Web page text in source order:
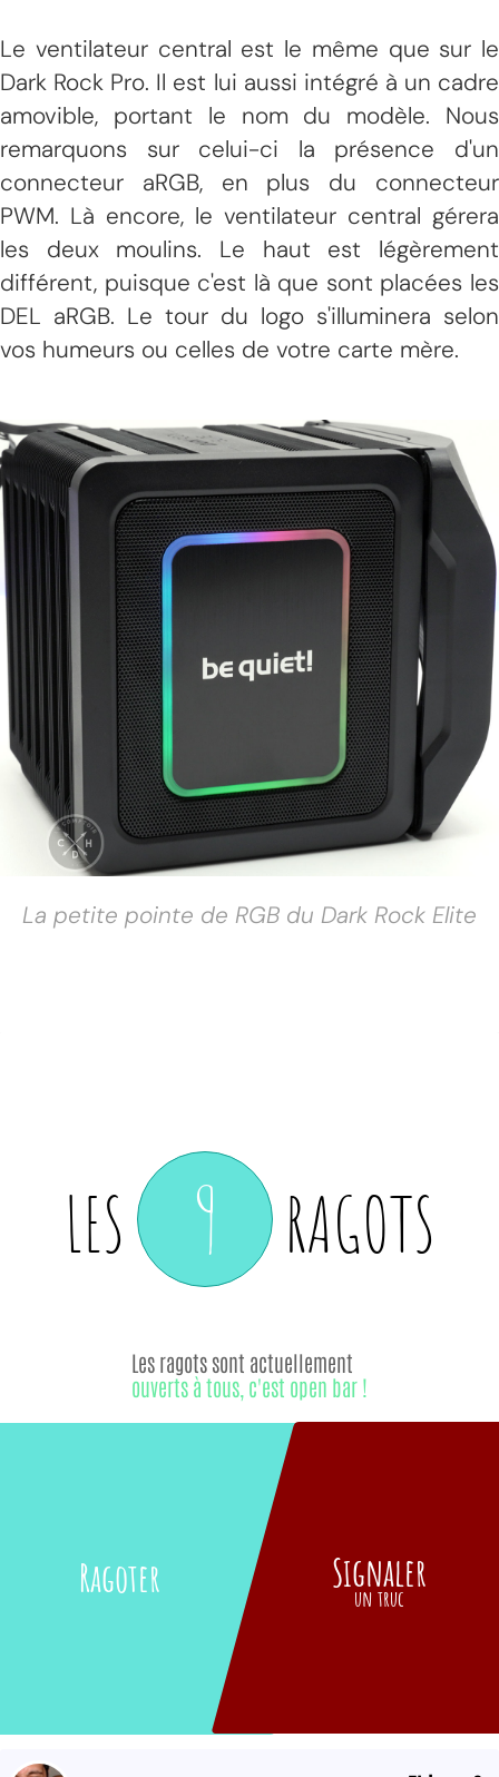
Le ventilateur central est le même que sur le
Dark Rock Pro. Il est lui aussi intégré à un cadre
amovible, portant le nom du modèle. Nous
remarquons sur celui-ci la présence d'un
connecteur aRGB, en plus du connecteur
PWM. Là encore, le ventilateur central gérera
les deux moulins. Le haut est légèrement
différent, puisque c'est là que sont placées les
DEL aRGB. Le tour du logo s'illuminera selon
vos humeurs ou celles de votre carte mère.
La petite pointe de RGB du Dark Rock Elite
LES 9 RAGOTS
Ragoter
Les ragots sont actuellement
ouverts à tous, c'est open bar !
Signaler
un truc